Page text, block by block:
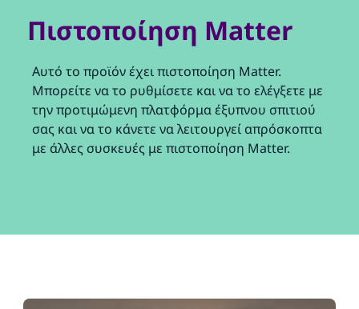
Πιστοποίηση Matter
Αυτό το προϊόν έχει πιστοποίηση Matter.
Μπορείτε να το ρυθμίσετε και να το ελέγξετε με
την προτιμώμενη πλατφόρμα έξυπνου σπιτιού
σας και να το κάνετε να λειτουργεί απρόσκοπτα
με άλλες συσκευές με πιστοποίηση Matter.